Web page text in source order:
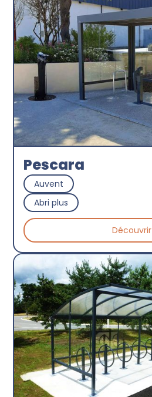
Pescara
Auvent
Abri plus
Découvrir